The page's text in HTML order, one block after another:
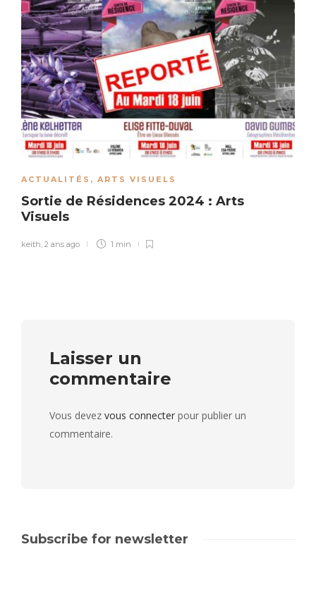
ACTUALITÉS , ARTS VISUELS
Sortie de Résidences 2024 : Arts
Visuels
keith, 2 ans ago 1 min
Laisser un
commentaire
Vous devez vous connecter pour publier un
commentaire.
Subscribe for newsletter